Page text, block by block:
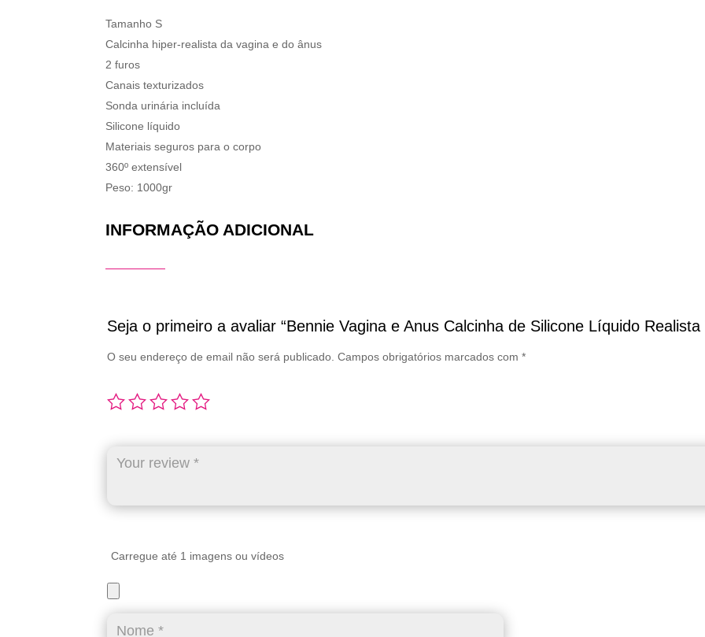
Tamanho S
Calcinha hiper-realista da vagina e do ânus
2 furos
Canais texturizados
Sonda urinária incluída
Silicone líquido
Materiais seguros para o corpo
360º extensível
Peso: 1000gr
INFORMAÇÃO ADICIONAL
Seja o primeiro a avaliar “Bennie Vagina e Anus Calcinha de Silicone Líquido Realista
O seu endereço de email não será publicado. Campos obrigatórios marcados com*
Carregue até 1 imagens ou vídeos